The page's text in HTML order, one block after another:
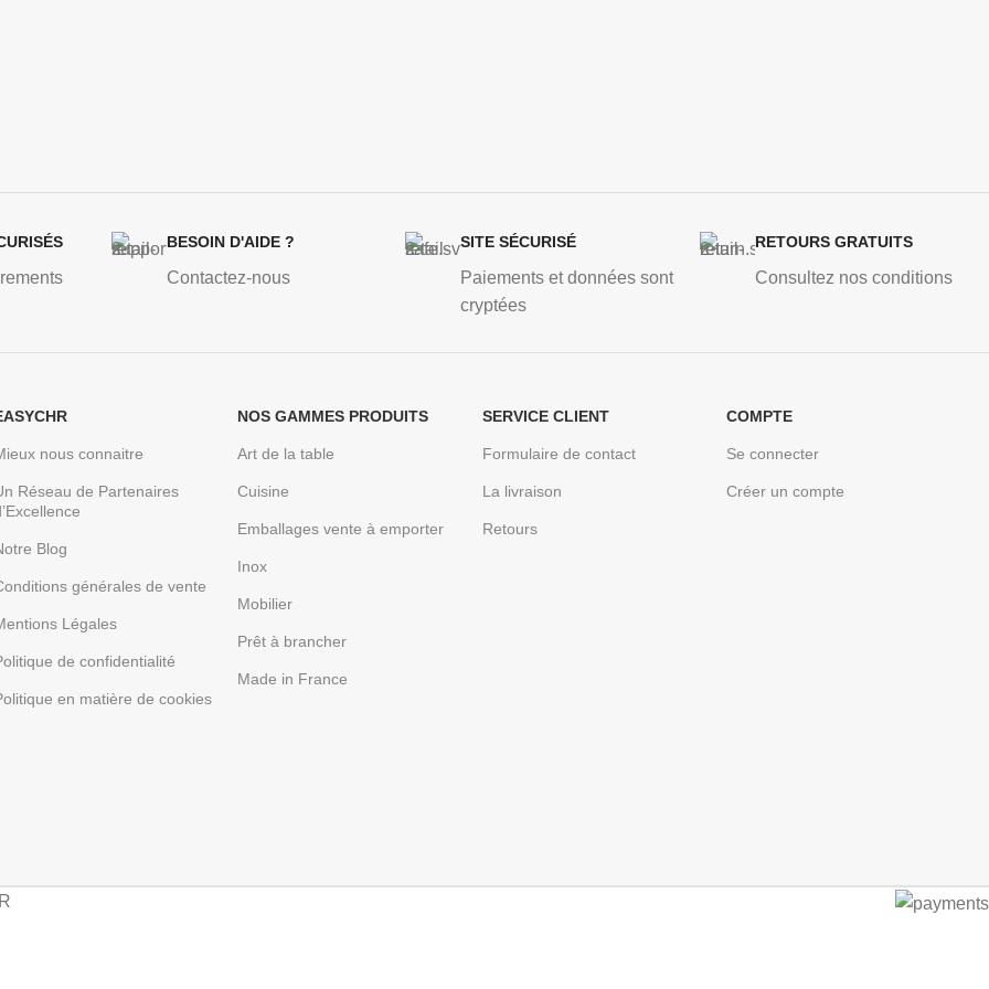
BESOIN D'AIDE ?
Contactez-nous
SITE SÉCURISÉ
Paiements et données sont
cryptées
RETOURS GRATUITS
Consultez nos conditions
nous connaitre
Réseau de Partenaires
Blog
générales de vente
Légales
de confidentialité
en matière de cookies
NOS GAMMES PRODUITS
Art de la table
Cuisine
Emballages vente à emporter
Inox
Mobilier
Prêt à brancher
Made in France
SERVICE CLIENT
Formulaire de contact
La livraison
Retours
COMPTE
Se connecter
Créer un compte